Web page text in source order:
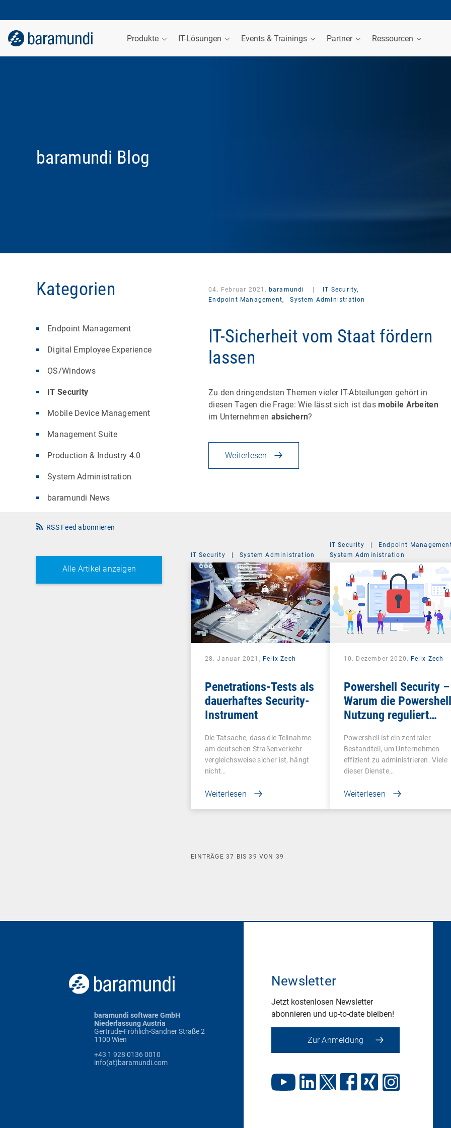
Produkte IT-Lösungen Events & Trainings Partner Ressourcen
baramundi Blog
Kategorien
Endpoint Management
Digital Employee Experience
OS/Windows
IT Security
Mobile Device Management
Management Suite
Production & Industry 4.0
System Administration
baramundi News
RSS Feed abonnieren
Alle Artikel anzeigen
04. Februar 2021, baramundi
IT Security,
Endpoint Management,
System Administration
IT-Sicherheit vom Staat fördern
lassen
Zu den dringendsten Themen vieler IT-Abteilungen gehört in
diesen Tagen die Frage: Wie lässt sich ist das mobile Arbeiten
im Unternehmen absichern?
Weiterlesen
IT Security | System Administration
28. Januar 2021, Felix Zech
Penetrations-Tests als
dauerhaftes Security-
Instrument
Die Tatsache, dass die Teilnahme
am deutschen Straßenverkehr
vergleichsweise sicher ist, hängt
nicht…
Weiterlesen
IT Security |
Endpoint
System Administration
10. Dezember 2020, Felix Zech
Powershell Security –
Warum die Powershell
Nutzung reguliert
Powershell ist ein zentraler
Bestandteil, um Unternehmen
effizient zu administrieren. Viele
dieser Dienste…
Weiterlesen
EINTRÄGE 37 BIS39 VON 39
baramundi software GmbH
Niederlassung Austria
Gertrude-Fröhlich-Sandner Straße 2
1100 Wien
+43 1 928 0136 0010
info(at)baramundi.com
Newsletter
Jetzt kostenlosen Newsletter
abonnieren und up-to-date bleiben!
Zur Anmeldung